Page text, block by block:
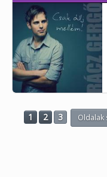
1 2 3 Oldalak